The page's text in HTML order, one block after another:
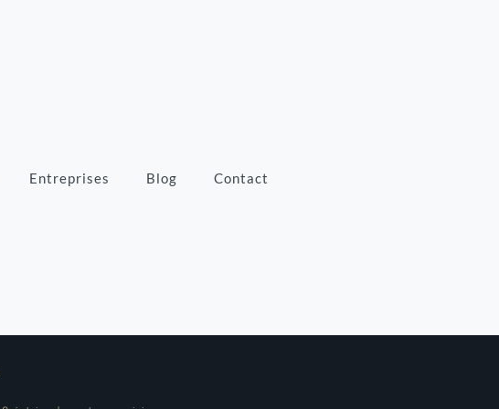
Entreprises Blog Contact